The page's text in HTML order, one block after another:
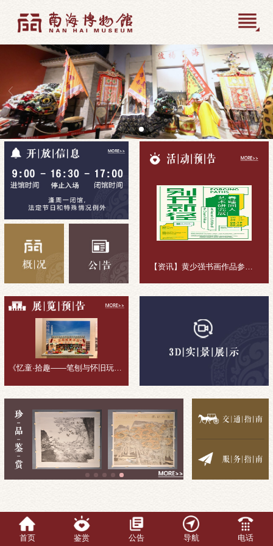
【资讯】黄少强书画作品参加“别开新径——春睡同人艺术研究展”
《忆童·拾趣——笔刨与怀旧玩具收藏展》展览回顾
首页 鉴赏 公告 导航 电话